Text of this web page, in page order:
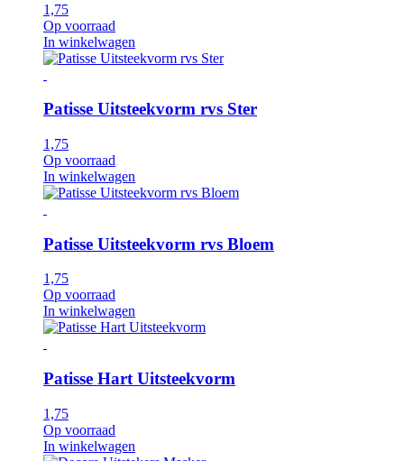
1,75
Op voorraad
In winkelwagen
Patisse Uitsteekvorm rvs Ster
1,75
Op voorraad
In winkelwagen
Patisse Uitsteekvorm rvs Bloem
1,75
Op voorraad
In winkelwagen
Patisse Hart Uitsteekvorm
1,75
Op voorraad
In winkelwagen